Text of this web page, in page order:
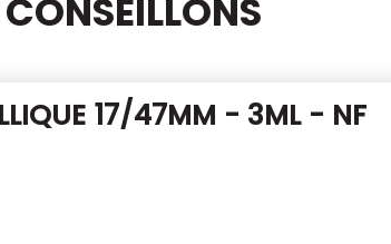
17/47MM - 3ML - NF